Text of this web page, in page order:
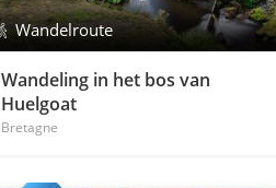
Wandelroute
Wandeling in het bos van
Huelgoat
Bretagne